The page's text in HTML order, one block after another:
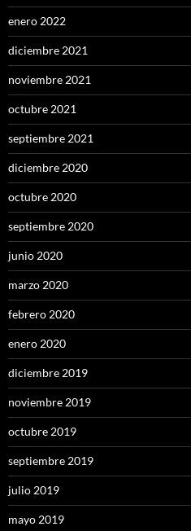
enero 2022
diciembre 2021
noviembre 2021
octubre 2021
septiembre 2021
diciembre 2020
octubre 2020
septiembre 2020
junio 2020
marzo 2020
febrero 2020
enero 2020
diciembre 2019
noviembre 2019
octubre 2019
septiembre 2019
julio 2019
mayo 2019